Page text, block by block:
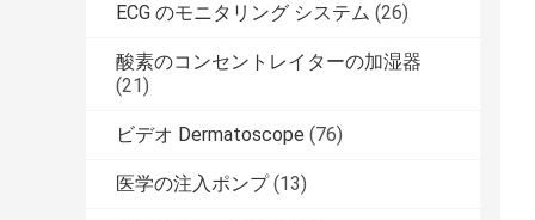
ECG のモニタリング システム (26)
酸素のコンセントレイターの加湿器
(21)
ビデオ Dermatoscope (76)
医学の注入ポンプ (13)